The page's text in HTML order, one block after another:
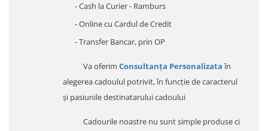
- Cash la Curier - Ramburs
- Online cu Cardul de Credit
- Transfer Bancar, prin OP
Va oferim Consultanța Personalizataîn
alegerea cadoulul potrivit, în funcție de caracterul
și pasiunile destinatarului cadoului
Cadourile noastre nu sunt simple produse ci